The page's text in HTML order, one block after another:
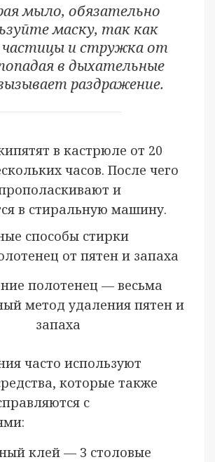
мыло, обязательно
маску, так как
частицы и стружка от
в дыхательные
раздражение.
в кастрюле от 20
часов. После чего
и
в стиральную машину.
полотенец — весьма
метод удаления пятен и
запаха
часто используют
которые также
с
клей — 3 столовые